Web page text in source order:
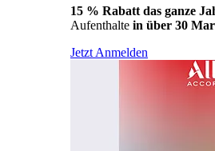
15 % Rabatt das ganze
Aufenthalte in über 30
Jetzt Anmelden